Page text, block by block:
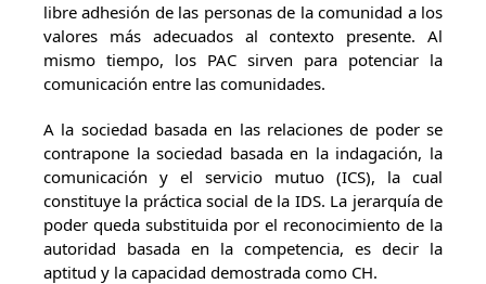
libre adhesión de las personas de la comunidad a los
valores más adecuados al contexto presente. Al
mismo tiempo, los PAC sirven para potenciar la
comunicación entre las comunidades.
A la sociedad basada en las relaciones de poder se
contrapone la sociedad basada en la indagación, la
comunicación y el servicio mutuo (ICS), la cual
constituye la práctica social de la IDS. La jerarquía de
poder queda substituida por el reconocimiento de la
autoridad basada en la competencia, es decir la
aptitud y la capacidad demostrada como CH.